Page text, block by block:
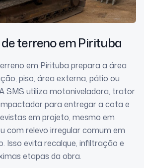
terrenoem Pirituba
em Pirituba prepara a área
piso, área externa, pátio ou
SMS utiliza motoniveladora, trator
para entregar a cota e
em projeto, mesmo em
com relevo irregular comum em
Isso evita recalque, infiltração e
etapas da obra.